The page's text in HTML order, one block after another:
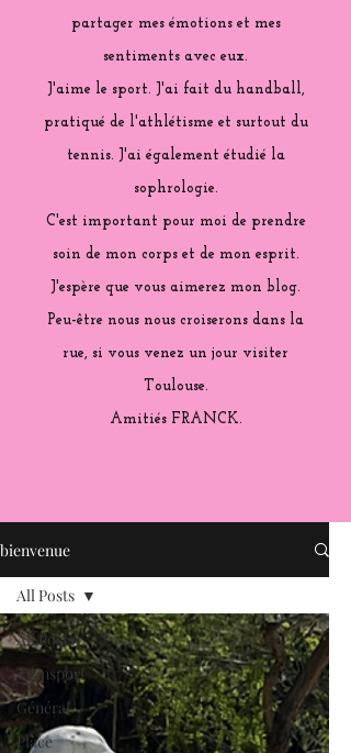
partager mes émotions et mes
sentiments avec eux.
J'aime le sport. J'ai fait du handball,
pratiqué de l'athlétisme et surtout du
tennis. J'ai également étudié la
sophrologie.
C'est important pour moi de prendre
soin de mon corps et de mon esprit.
J'espère que vous aimerez mon blog.
Peu-être nous nous croiserons dans la
rue, si vous venez un jour visiter
Toulouse.
Amitiés FRANCK.
bienvenue
All Posts
Transport
Général
Place
All Posts